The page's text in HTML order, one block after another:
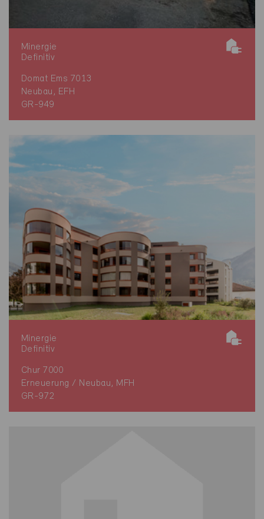
Minergie
Definitiv
Domat Ems 7013
Neubau, EFH
GR-949
Minergie
Definitiv
Chur 7000
Erneuerung / Neubau, MFH
GR-972